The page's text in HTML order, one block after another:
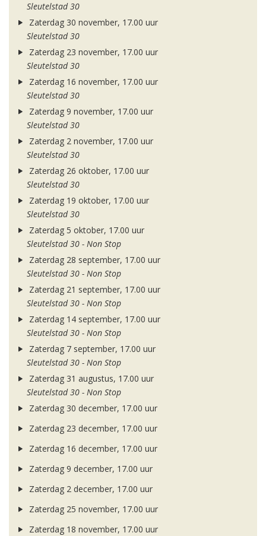
Sleutelstad 30
Zaterdag 30 november, 17.00 uur
Sleutelstad 30
Zaterdag 23 november, 17.00 uur
Sleutelstad 30
Zaterdag 16 november, 17.00 uur
Sleutelstad 30
Zaterdag 9 november, 17.00 uur
Sleutelstad 30
Zaterdag 2 november, 17.00 uur
Sleutelstad 30
Zaterdag 26 oktober, 17.00 uur
Sleutelstad 30
Zaterdag 19 oktober, 17.00 uur
Sleutelstad 30
Zaterdag 5 oktober, 17.00 uur
Sleutelstad 30 - Non Stop
Zaterdag 28 september, 17.00 uur
Sleutelstad 30 - Non Stop
Zaterdag 21 september, 17.00 uur
Sleutelstad 30 - Non Stop
Zaterdag 14 september, 17.00 uur
Sleutelstad 30 - Non Stop
Zaterdag 7 september, 17.00 uur
Sleutelstad 30 - Non Stop
Zaterdag 31 augustus, 17.00 uur
Sleutelstad 30 - Non Stop
Zaterdag 30 december, 17.00 uur
Zaterdag 23 december, 17.00 uur
Zaterdag 16 december, 17.00 uur
Zaterdag 9 december, 17.00 uur
Zaterdag 2 december, 17.00 uur
Zaterdag 25 november, 17.00 uur
Zaterdag 18 november, 17.00 uur